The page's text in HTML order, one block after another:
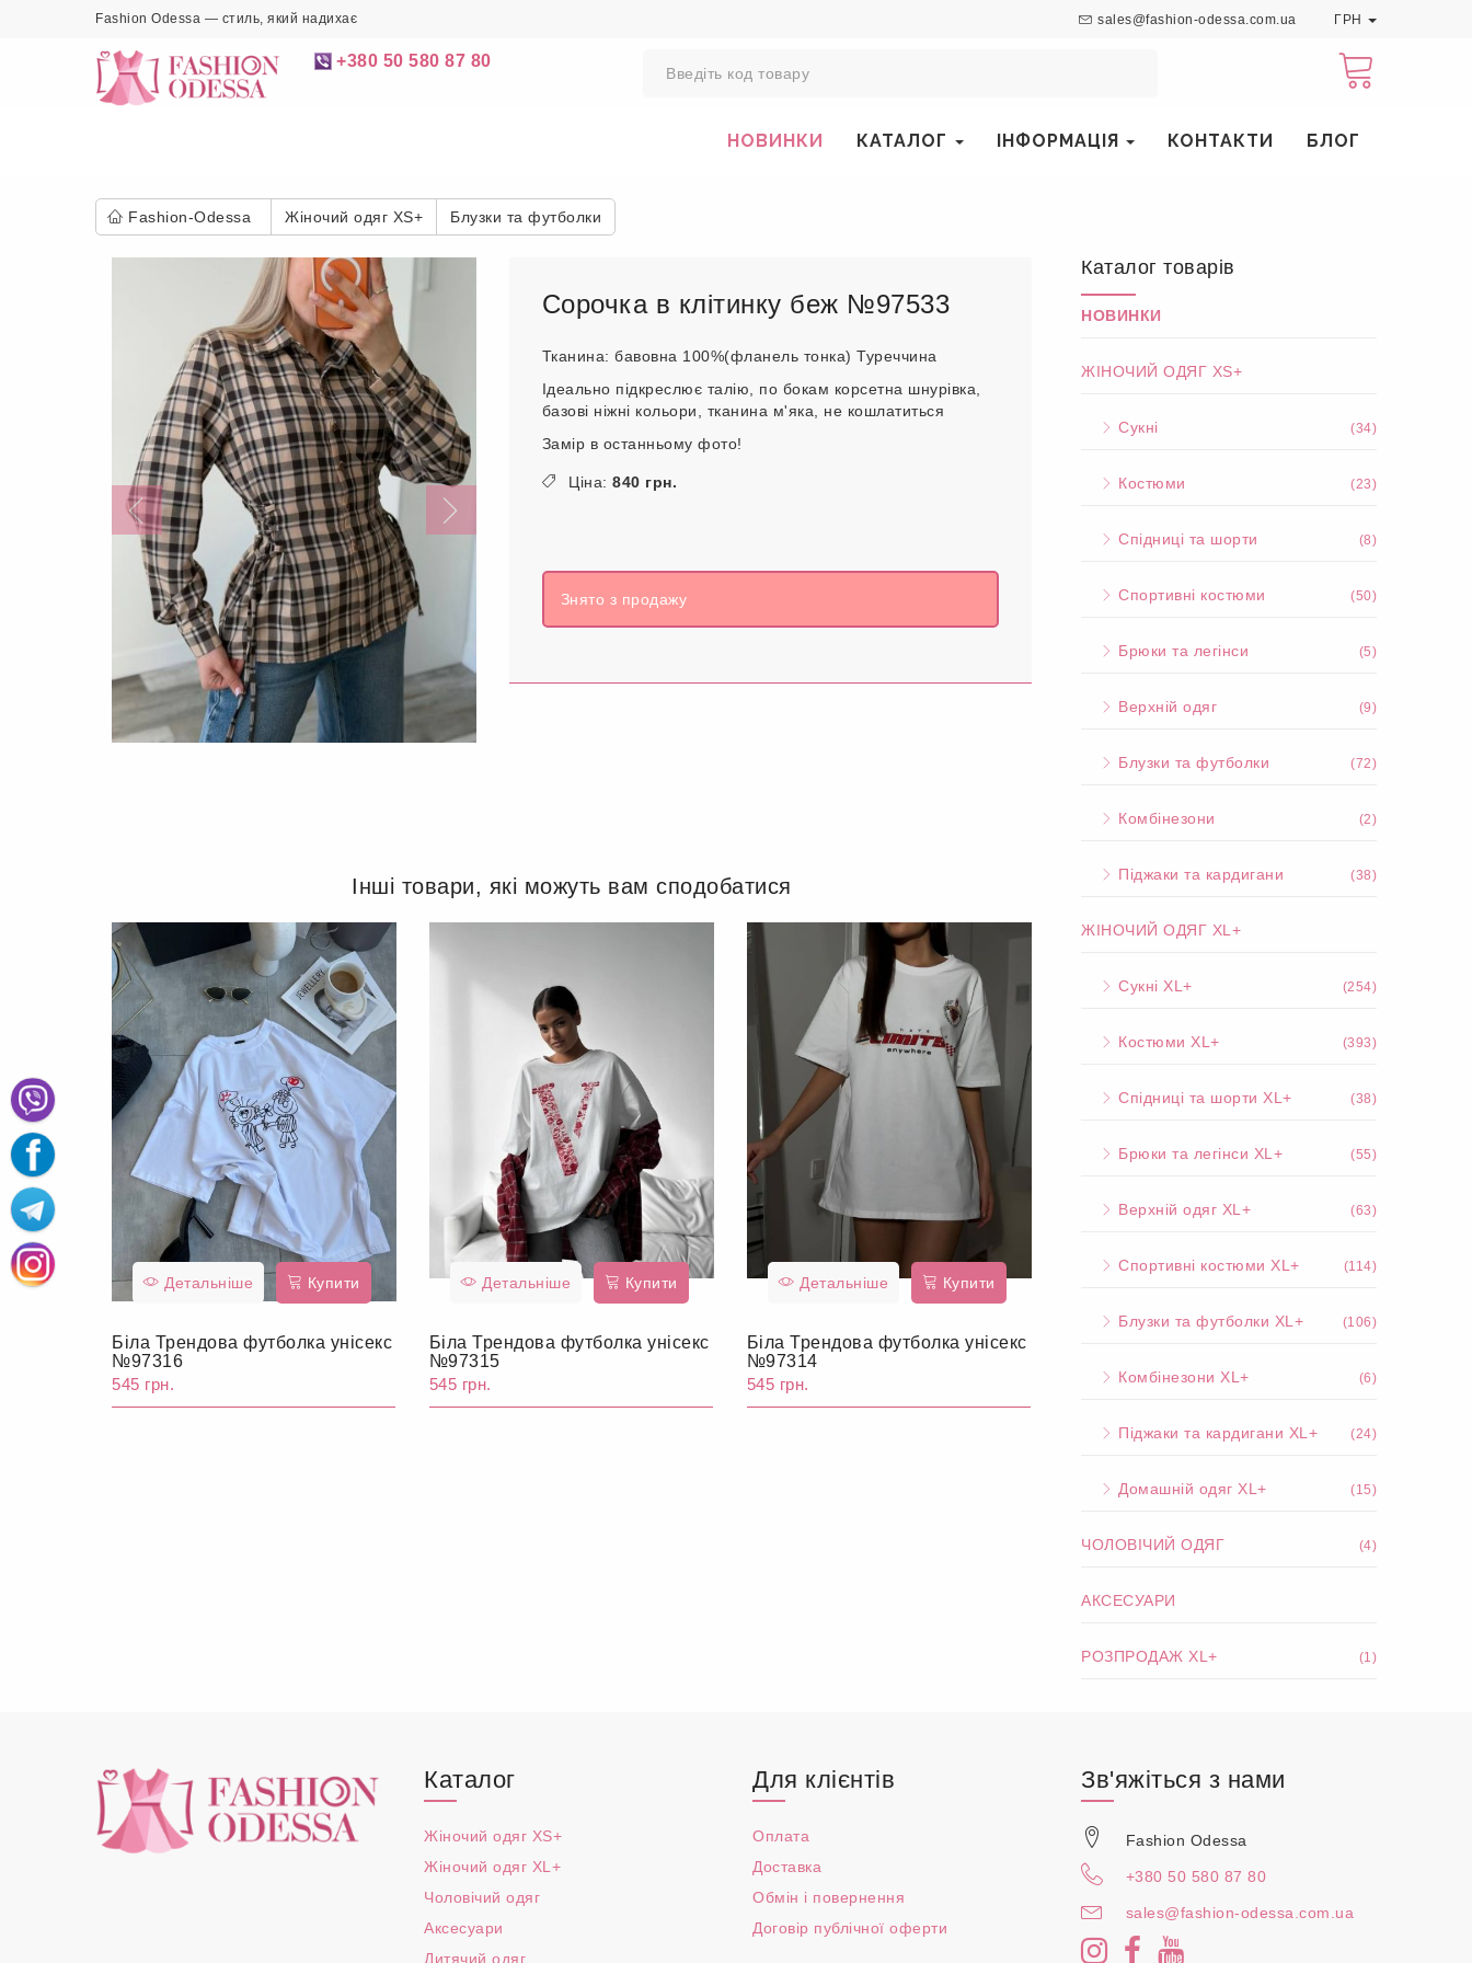
Fashion Odessa — стиль, який надихає sales@fashion-odessa.com.ua ГРН
+380 50 580 87 80
НОВИНКИ КАТАЛОГ ІНФОРМАЦІЯ КОНТАКТИ БЛОГ
Fashion-Odessa Жіночий одяг XS+ Блузки та футболки
Сорочка в клітинку беж №97533
Тканина: бавовна 100%(фланель тонка) Туреччина
Ідеально підкреслює талію, по бокам корсетна шнурівка,
базові ніжні кольори, тканина м'яка, не кошлатиться
Замір в останньому фото!
Ціна: 840 грн.
Знято з продажу
Інші товари, які можуть вам сподобатися
Детальніше Купити
Біла Трендова футболка унісекс
№97316
545 грн.
Детальніше Купити
Біла Трендова футболка унісекс
№97315
545 грн.
Детальніше Купити
Біла Трендова футболка унісекс
№97314
545 грн.
Каталог товарів
НОВИНКИ
ЖІНОЧИЙ ОДЯГ XS+
Сукні (34)
Костюми (23)
Спідниці та шорти (8)
Спортивні костюми (50)
Брюки та легінси (5)
Верхній одяг (9)
Блузки та футболки (72)
Комбінезони (2)
Піджаки та кардигани (38)
ЖІНОЧИЙ ОДЯГ XL+
Сукні XL+ (254)
Костюми XL+ (393)
Спідниці та шорти XL+ (38)
Брюки та легінси XL+ (55)
Верхній одяг XL+ (63)
Спортивні костюми XL+ (114)
Блузки та футболки XL+ (106)
Комбінезони XL+ (6)
Піджаки та кардигани XL+ (24)
Домашній одяг XL+ (15)
ЧОЛОВІЧИЙ ОДЯГ (4)
АКСЕСУАРИ
РОЗПРОДАЖ XL+ (1)
Каталог
Жіночий одяг XS+
Жіночий одяг XL+
Чоловічий одяг
Аксесуари
Дитячий одяг
Для клієнтів
Оплата
Доставка
Обмін і повернення
Договір публічної оферти
Зв'яжіться з нами
Fashion Odessa
+380 50 580 87 80
sales@fashion-odessa.com.ua